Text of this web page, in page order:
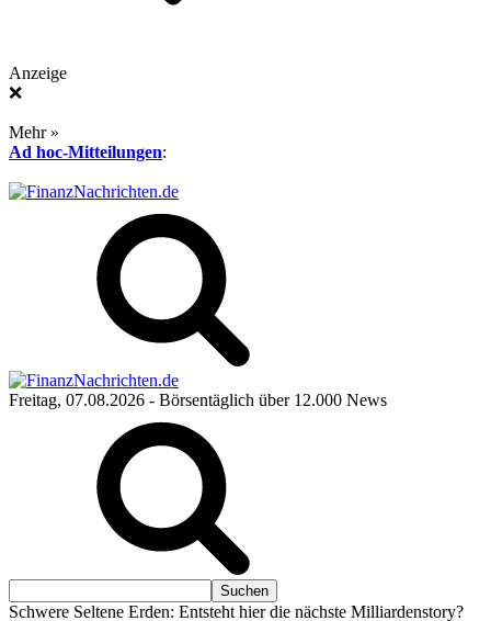
Anzeige
❌
Mehr »
Ad hoc-Mitteilungen:
Freitag, 07.08.2026 - Börsentäglich über 12.000 News
Schwere Seltene Erden: Entsteht hier die nächste Milliardenstory?